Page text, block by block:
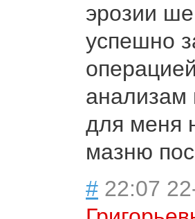
эрозии
успешно
для меня
мазню
# 22:07